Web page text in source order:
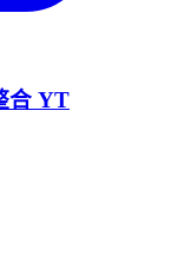
合 YT